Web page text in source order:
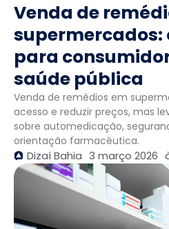
Venda de
supermercados:
para
saúde pública
Venda de remédios em
acesso e reduzir preços, mas
sobre automedicação,
orientação farmacêutica.
Dizaí Bahia 3 março 2026